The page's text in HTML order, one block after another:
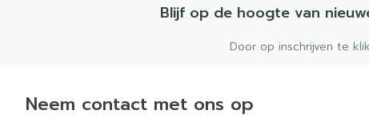
Blijf op de hoogte van
Door op inschrijven te
Neem contact met ons op